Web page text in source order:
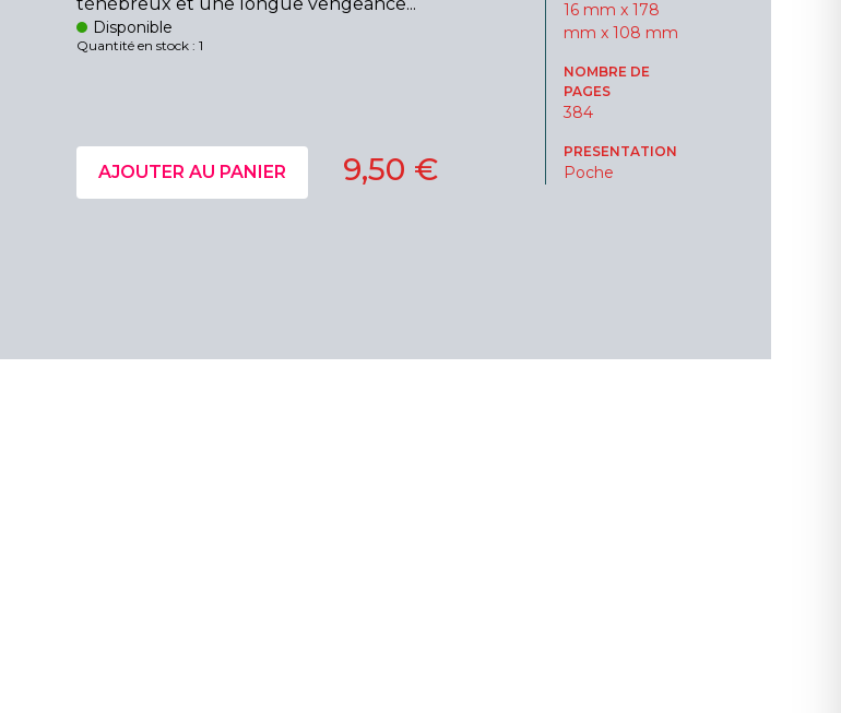
Disponible
Quantité en stock : 1
16 mm x 178
mm x 108 mm
NOMBRE DE
PAGES
384
PRESENTATION
Poche
9,50 €
AJOUTER AU PANIER